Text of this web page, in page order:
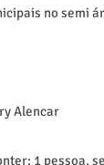
no semi
Alencar